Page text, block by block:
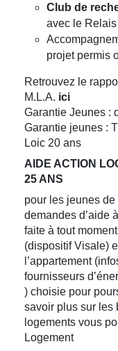
Club de
avec le
projet permis
Retrouvez le
M.L.A. ici
Garantie Jeunes :
Garantie jeunes :
Loic 20 ans
AIDE ACTION
25 ANS
pour les jeunes
demandes d’aide
faite à tout
(dispositif Visale)
l’appartement
fournisseurs
) choisie pour
savoir plus sur les
logements vous
Logement